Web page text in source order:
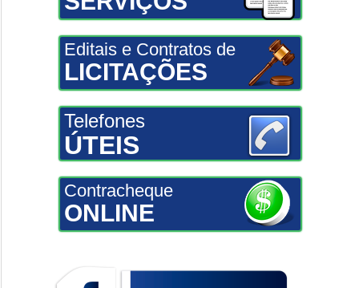
Editais e Contratos de
LICITAÇÕES
Telefones
ÚTEIS
Contracheque
ONLINE